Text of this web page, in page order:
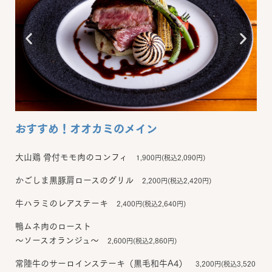
おすすめ！オオカミのメイン
大山鶏 骨付モモ肉のコンフィ 1,900円(税込2,090円)
かごしま黒豚肩ロースのグリル 2,200円(税込2,420円)
牛ハラミのレアステーキ 2,400円(税込2,640円)
鴨ムネ肉のロースト
～ソースオランジュ～
2,600円(税込2,860円)
常陸牛のサーロインステーキ（黒毛和牛A4）
3,200円(税込3,520